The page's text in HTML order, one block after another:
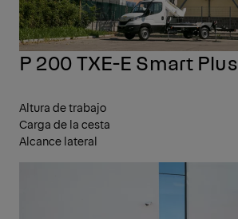
P 200 TXE-E Smart Plus
Altura de trabajo
Carga de la cesta
Alcance lateral